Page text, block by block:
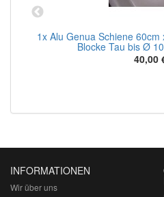
1x Alu Genua Schiene
Blocke Tau bis Ø
40,00
INFORMATIONEN
Wir über uns